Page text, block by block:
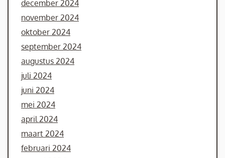
december 2024
november 2024
oktober 2024
september 2024
augustus 2024
juli 2024
juni 2024
mei 2024
april 2024
maart 2024
februari 2024